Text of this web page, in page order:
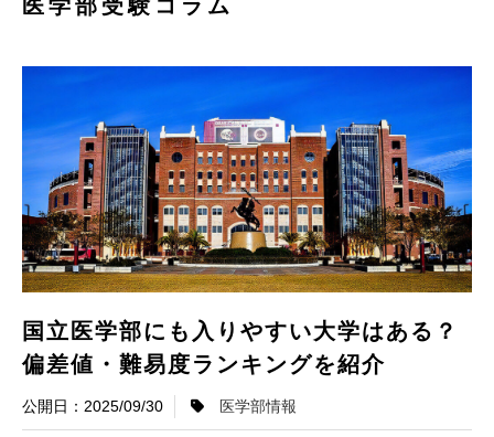
医学部受験コラム
国立医学部にも入りやすい大学はある？
偏差値・難易度ランキングを紹介
2025/09/30 医学部情報